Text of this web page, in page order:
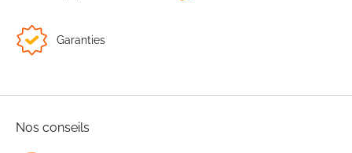
Garanties
Nos conseils